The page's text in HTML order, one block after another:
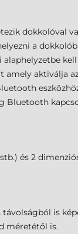
dokkolóval
a
aktiválja
Bluetooth
és 2
is
méretétől is.